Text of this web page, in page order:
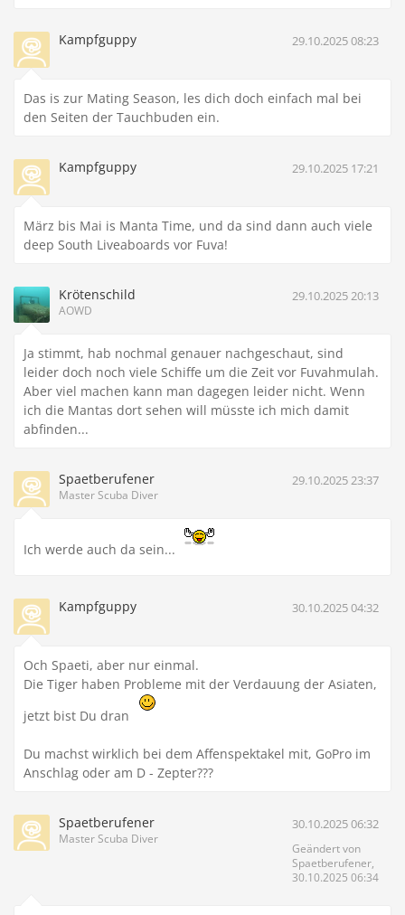
Kampfguppy 29.10.2025 08:23
Das is zur Mating Season, les dich doch einfach mal bei
den Seiten der Tauchbuden ein.
Kampfguppy 29.10.2025 17:21
März bis Mai is Manta Time, und da sind dann auch viele
deep South Liveaboards vor Fuva!
Krötenschild
AOWD
29.10.2025 20:13
Ja stimmt, hab nochmal genauer nachgeschaut, sind
leider doch noch viele Schiffe um die Zeit vor Fuvahmulah.
Aber viel machen kann man dagegen leider nicht. Wenn
ich die Mantas dort sehen will müsste ich mich damit
abfinden...
Spaetberufener
Master Scuba Diver
29.10.2025 23:37
Ich werde auch da sein...
Kampfguppy 30.10.2025 04:32
Och Spaeti, aber nur einmal.
Die Tiger haben Probleme mit der Verdauung der Asiaten,
jetzt bist Du dran
Du machst wirklich bei dem Affenspektakel mit, GoPro im
Anschlag oder am D - Zepter???
Spaetberufener
Master Scuba Diver
30.10.2025 06:32
Geändert von
Spaetberufener,
30.10.2025 06:34